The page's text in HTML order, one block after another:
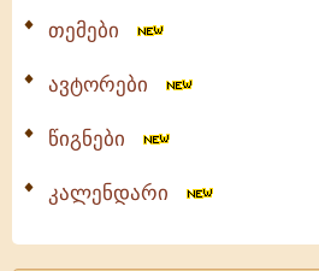
თემები
ავტორები
წიგნები
კალენდარი